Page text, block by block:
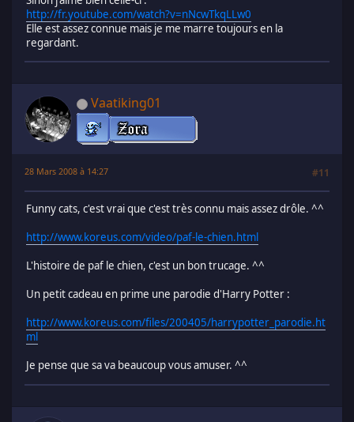
http://fr.youtube.com/watch?v=nNcwTkqLLw0
Elle est assez connue mais je me marre toujours en la
regardant.
Vaatiking01
28 Mars 2008 à 14:27 #11
Funny cats, c'est vrai que c'est très connu mais assez drôle. ^^
http://www.koreus.com/video/paf-le-chien.html
L'histoire de paf le chien, c'est un bon trucage. ^^
Un petit cadeau en prime une parodie d'Harry Potter :
http://www.koreus.com/files/200405/harrypotter_parodie.ht
ml
Je pense que sa va beaucoup vous amuser. ^^